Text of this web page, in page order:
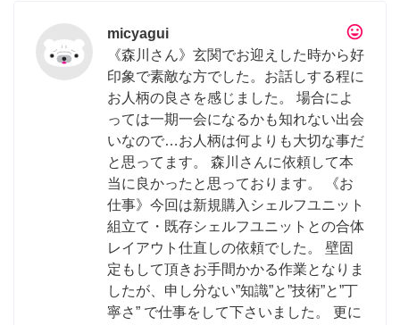
tag_faces
micyagui
《森川さん》玄関でお迎えした時から好
印象で素敵な方でした。お話しする程に
お人柄の良さを感じました。 場合によ
っては一期一会になるかも知れない出会
いなので…お人柄は何よりも大切な事だ
と思ってます。 森川さんに依頼して本
当に良かったと思っております。 《お
仕事》今回は新規購入シェルフユニット
組立て・既存シェルフユニットとの合体
レイアウト仕直しの依頼でした。 壁固
定もして頂きお手間かかる作業となりま
したが、申し分ない”知識”と”技術”と”丁
寧さ” で仕事をして下さいました。 更に